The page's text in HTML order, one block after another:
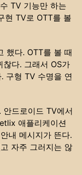
TV 기능만 하는
현 TV로 OTT를 볼
했다. OTT를 볼 때
다. 그래서 OS가
구형 TV 수명을 연
드로이드 TV에서
애플리케이션
내 메시지가 뜬다.
자주 그러지는 않